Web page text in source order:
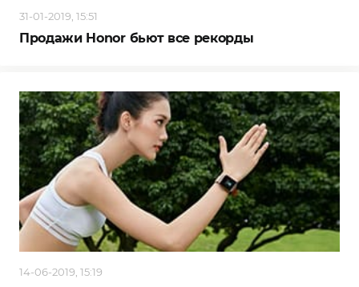
31-01-2019, 15:51
Продажи Honor бьют все рекорды
14-06-2019, 15:19